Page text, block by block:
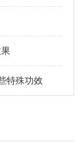
特殊功效